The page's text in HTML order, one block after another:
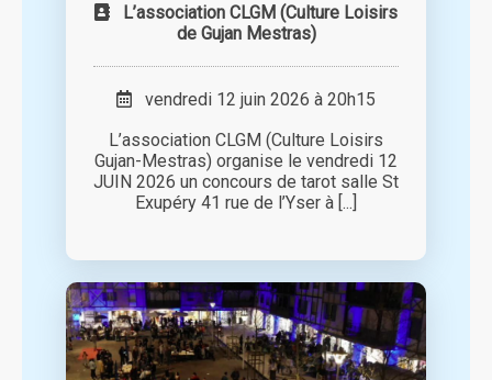
L’association CLGM (Culture Loisirs
de Gujan Mestras)
vendredi 12 juin 2026 à 20h15
L’association CLGM (Culture Loisirs
Gujan-Mestras) organise le vendredi 12
JUIN 2026 un concours de tarot salle St
Exupéry 41 rue de l’Yser à [...]